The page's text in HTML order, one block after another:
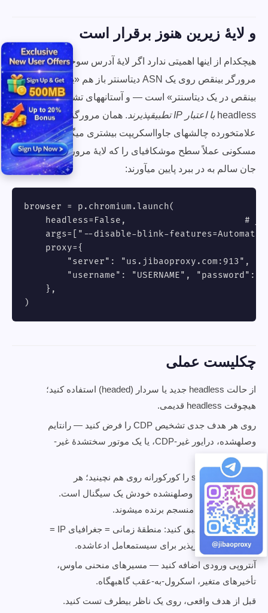
و لایهٔ زیرین هنوز برقرار است
هیچکدام از اینها اهمیتی ندارد اگر لایهٔ آدرس سوخته باشد: یک
مرورگر بینقص روی یک ASN دیتاسنتر باز هم «یک مرورگر
بینقص در یک دیتاسنتر» است — و آستانههای تشخیص
headless با اعتبار IP تطبیقپذیرند
. همان مرورگر از یک IP
علامتخورده چالشهای جاوااسکریپت بیشتری میگیرد. خروجیهای
مسکونی عملاً سطح موشکافیای را که لایهٔ مرورگر باید از آن
جان سالم به در ببرد پایین میآورند:
browser = p.chromium.launch(
    headless=False,                      # حالت سردار (headed) از بررسیهای بیشتری جان سالم به در میبرد
args=["--disable-blink-
    proxy={
        "server": "us.jibaoproxy.com:913",
"username": "USERNAME", "password":
    },
)
چکلیست عملی
از حالت headless جدید یا سردار (headed) استفاده کنید؛
هیچوقت headless قدیمی.
روی هر هدف جدی تشخیص CDP را فرض کنید — رانتایم
وصلهشده، درایور غیر-CDP، یا یک موتور سختشدهٔ غیر-
Chromium.
افزونههای stealth را کورکورانه روی هم نچینید؛ هر
toString()
وصلهنشده خودش یک سیگنال است.
وصلههای کمتر و منسجم برنده میشوند.
کل روایت را منطبق کنید: منطقهٔ زمانی = جغرافیای IP =
لوکیل؛ GPU باورپذیر برای سیستمعامل ادعاشده.
آنتروپی ورودی اضافه کنید — مسیرهای منحنی ماوس،
تأخیرهای متغیر، اسکرول-به-عقب گاهبهگاه.
قبل از هدف واقعی، روی یک ناظر بیطرف تست کنید.